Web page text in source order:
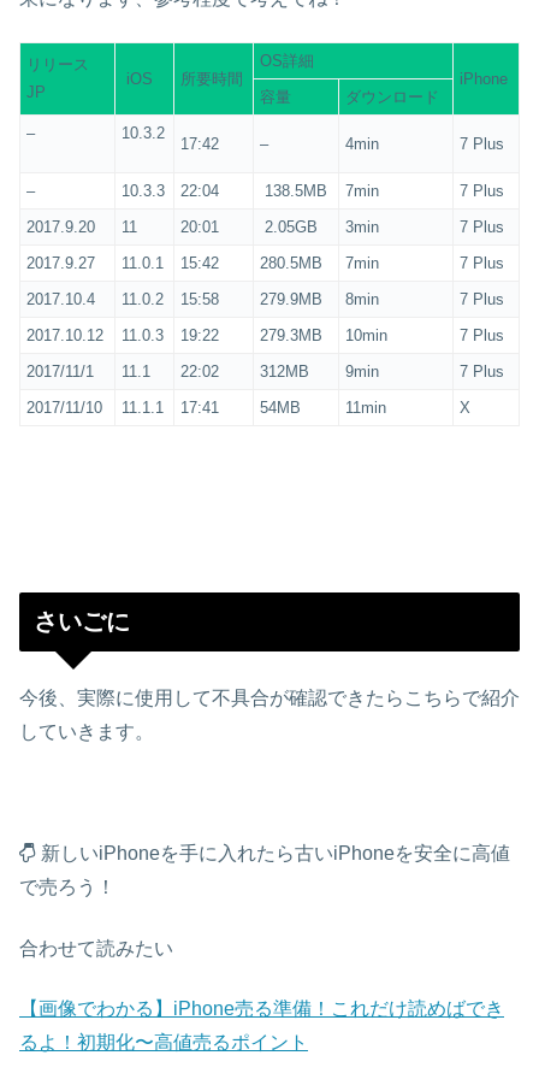
リリース
JP
iOS 所要時間
OS詳細
iPhone
容量
ダウンロード
–
10.3.2
17:42 – 4min 7 Plus
– 10.3.3 22:04 138.5MB 7min
7 Plus
2017.9.20
11 20:01 2.05GB 3min
7 Plus
2017.9.27
11.0.1 15:42 280.5MB 7min
7 Plus
2017.10.4
11.0.2 15:58 279.9MB 8min
7 Plus
2017.10.12
11.0.3 19:22 279.3MB 10min
7 Plus
2017/11/1
11.1 22:02 312MB 9min
7 Plus
2017/11/10
11.1.1 17:41 54MB 11min X
さいごに
今後、実際に使用して不具合が確認できたらこちらで紹介
していきます。
新しいiPhoneを手に入れたら古いiPhoneを安全に高値
で売ろう！
合わせて読みたい
【画像でわかる】iPhone売る準備！これだけ読めばでき
るよ！初期化〜高値売るポイント